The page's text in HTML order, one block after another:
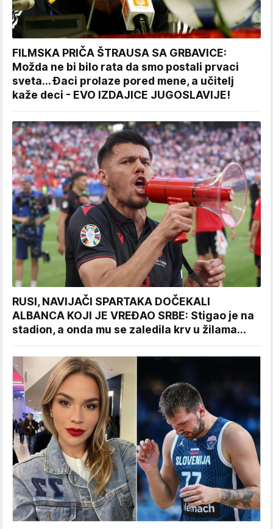
FILMSKA PRIČA ŠTRAUSA SA GRBAVICE:
Možda ne bi bilo rata da smo postali prvaci
sveta... Đaci prolaze pored mene, a učitelj
kaže deci - EVO IZDAJICE JUGOSLAVIJE!
RUSI, NAVIJAČI SPARTAKA DOČEKALI
ALBANCA KOJI JE VREĐAO SRBE: Stigao je na
stadion, a onda mu se zaledila krv u žilama...